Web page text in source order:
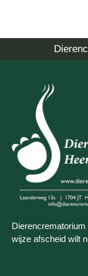
wijze afscheid wilt